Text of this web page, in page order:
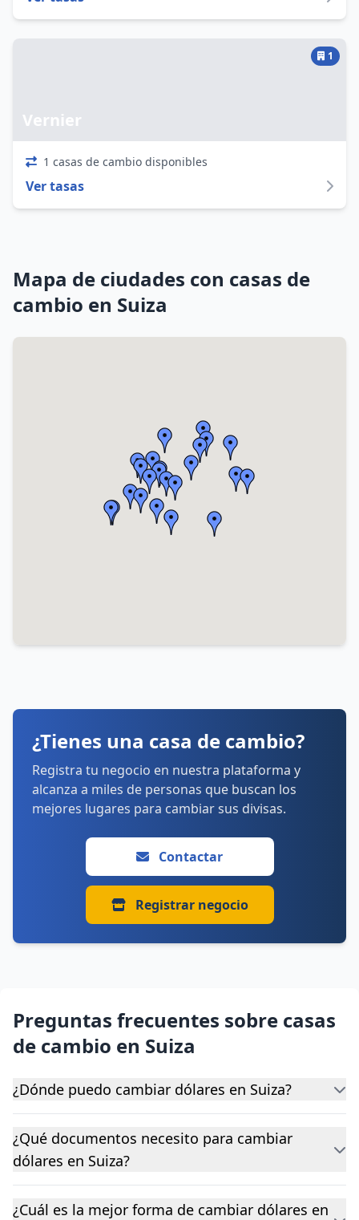
Vernier
1
1 casas de cambio disponibles
Ver tasas
Mapa de ciudades con casas de
cambio en Suiza
¿Tienes una casa de cambio?
Registra tu negocio en nuestra plataforma y
alcanza a miles de personas que buscan los
mejores lugares para cambiar sus divisas.
Contactar
Registrar negocio
Preguntas frecuentes sobre casas
de cambio en Suiza
¿Dónde puedo cambiar dólares en Suiza?
¿Qué documentos necesito para cambiar
dólares en Suiza?
¿Cuál es la mejor forma de cambiar dólares en